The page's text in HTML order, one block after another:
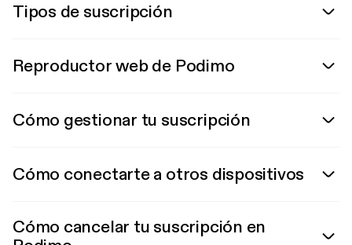
Tipos de suscripción
Reproductor web de Podimo
Cómo gestionar tu suscripción
Cómo conectarte a otros dispositivos
Cómo cancelar tu suscripción en